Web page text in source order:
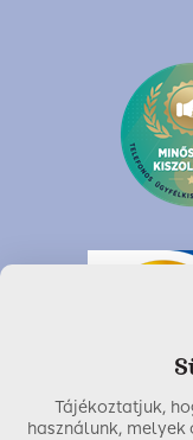
Tájékoztatjuk,
használunk,